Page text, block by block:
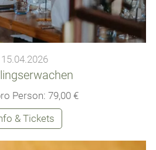
15.04.2026
Person: 79,00 €
& Tickets